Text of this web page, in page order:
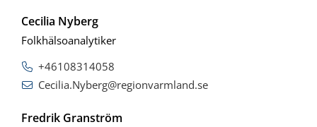
Cecilia Nyberg
Folkhälsoanalytiker
+46108314058
Cecilia.Nyberg@regionvarmland.se
Fredrik Granström